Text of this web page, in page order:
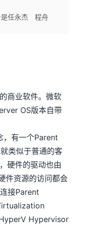
是任永杰 程舟
商业软件。微软
OS版本自带
有一个Parent
类似于普通的客
硬件的驱动也由
件资源的访问都会
接Parent
Hypervisor